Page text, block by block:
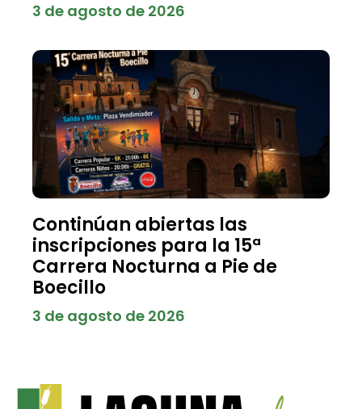
3 de agosto de 2026
Continúan abiertas las
inscripciones para la 15ª
Carrera Nocturna a Pie de
Boecillo
3 de agosto de 2026